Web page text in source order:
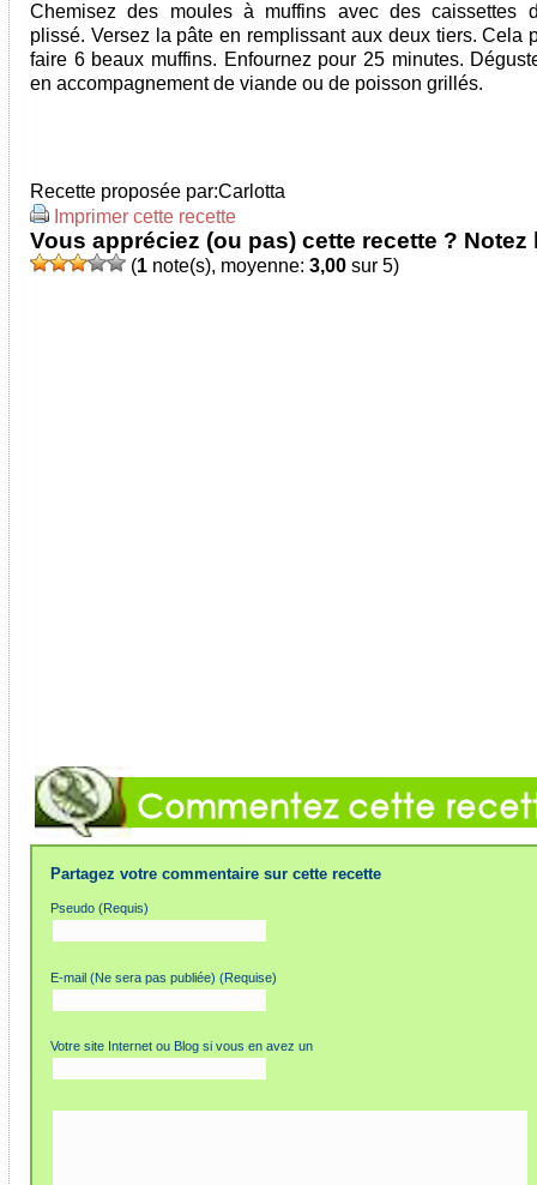
Chemisez des moules à muffins avec des caissettes
plissé. Versez la pâte en remplissant aux deux tiers. Cela
faire 6 beaux muffins. Enfournez pour 25 minutes.
en accompagnement de viande ou de poisson grillés.
Recette proposée par:Carlotta
Imprimer cette recette
Vous appréciez (ou pas) cette recette ? Notez
(1 note(s), moyenne: 3,00 sur 5)
Partagez votre commentaire sur cette recette
Pseudo (Requis)
E-mail (Ne sera pas publiée) (Requise)
Votre site Internet ou Blog si vous en avez un